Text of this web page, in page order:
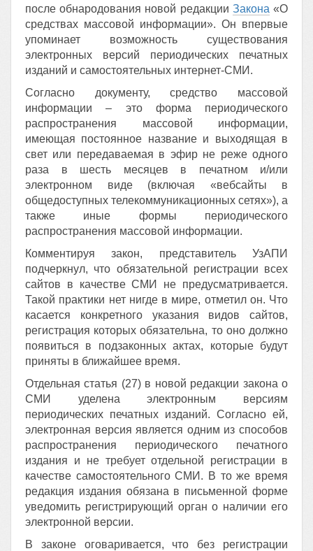
после обнародования новой редакции Закона «О
средствах массовой информации». Он впервые
упоминает возможность существования
электронных версий периодических печатных
изданий и самостоятельных интернет-СМИ.
Согласно документу, средство массовой
информации – это форма периодического
распространения массовой информации,
имеющая постоянное название и выходящая в
свет или передаваемая в эфир не реже одного
раза в шесть месяцев в печатном и/или
электронном виде (включая «вебсайты в
общедоступных телекоммуникационных сетях»), а
также иные формы периодического
распространения массовой информации.
Комментируя закон, представитель УзАПИ
подчеркнул, что обязательной регистрации всех
сайтов в качестве СМИ не предусматривается.
Такой практики нет нигде в мире, отметил он. Что
касается конкретного указания видов сайтов,
регистрация которых обязательна, то оно должно
появиться в подзаконных актах, которые будут
приняты в ближайшее время.
Отдельная статья (27) в новой редакции закона о
СМИ уделена электронным версиям
периодических печатных изданий. Согласно ей,
электронная версия является одним из способов
распространения периодического печатного
издания и не требует отдельной регистрации в
качестве самостоятельного СМИ. В то же время
редакция издания обязана в письменной форме
уведомить регистрирующий орган о наличии его
электронной версии.
В законе оговаривается, что без регистрации